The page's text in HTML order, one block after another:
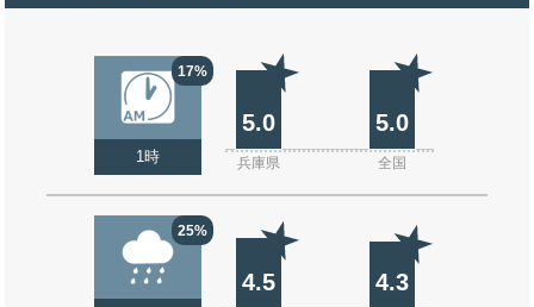
17%
1時
5.0 5.0
兵庫県 全国
25%
4.5 4.3